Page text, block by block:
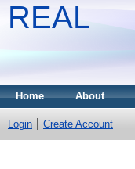
REAL
Home About
Login Create Account